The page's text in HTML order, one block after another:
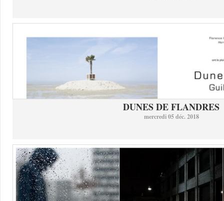
DUNES DE FLANDRES
mercredi 05 déc. 2018